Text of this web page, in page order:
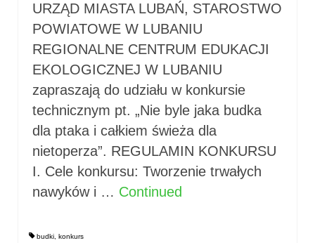
URZĄD MIASTA LUBAŃ, STAROSTWO
POWIATOWE W LUBANIU
REGIONALNE CENTRUM EDUKACJI
EKOLOGICZNEJ W LUBANIU
zapraszają do udziału w konkursie
technicznym pt. „Nie byle jaka budka
dla ptaka i całkiem świeża dla
nietoperza”. REGULAMIN KONKURSU
I. Cele konkursu: Tworzenie trwałych
nawyków i … Continued
budki konkurs